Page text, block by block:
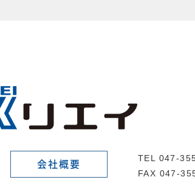
会社概要
TEL 047-
FAX 047-